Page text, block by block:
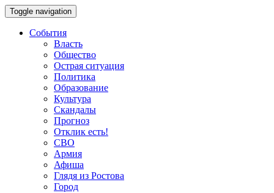
Toggle navigation
События
Власть
Общество
Острая ситуация
Политика
Образование
Культура
Скандалы
Прогноз
Отклик есть!
СВО
Армия
Афиша
Глядя из Ростова
Город